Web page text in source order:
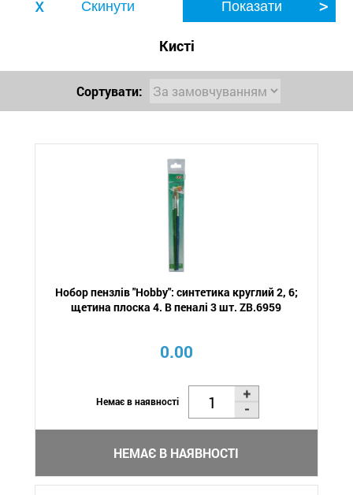
Кисті
Сортувати:
Нобор пензлів "Hobby": синтетика круглий 2, 6;
щетина плоска 4. В пеналі 3 шт. ZB.6959
0.00
Немає в наявності
НЕМАЄ В НАЯВНОСТІ